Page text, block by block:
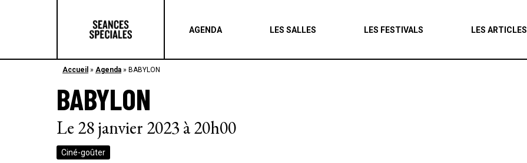
AGENDA LES SALLES LES FESTIVALS LES ARTICLES
Accueil » Agenda » BABYLON
BABYLON
Le 28 janvier 2023 à 20h00
Ciné-goûter